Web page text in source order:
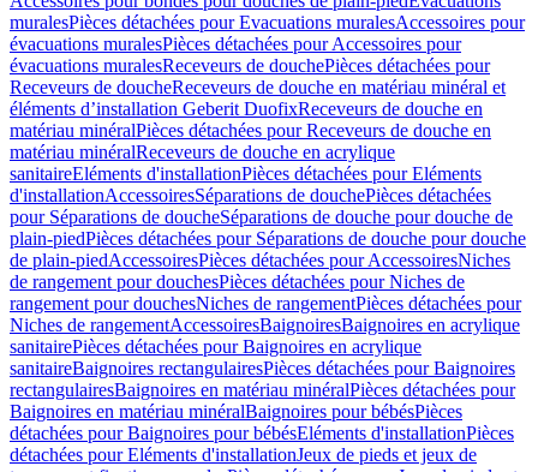
muralesPièces détachées pour Evacuations muralesAccessoires pour
évacuations muralesPièces détachées pour Accessoires pour
évacuations muralesReceveurs de douchePièces détachées pour
Receveurs de doucheReceveurs de douche en matériau minéral et
éléments d’installation Geberit DuofixReceveurs de douche en
matériau minéralPièces détachées pour Receveurs de douche en
matériau minéralReceveurs de douche en acrylique
sanitaireEléments d'installationPièces détachées pour Eléments
d'installationAccessoiresSéparations de douchePièces détachées
pour Séparations de doucheSéparations de douche pour douche de
plain-piedPièces détachées pour Séparations de douche pour douche
de plain-piedAccessoiresPièces détachées pour AccessoiresNiches
de rangement pour douchesPièces détachées pour Niches de
rangement pour douchesNiches de rangementPièces détachées pour
Niches de rangementAccessoiresBaignoiresBaignoires en acrylique
sanitairePièces détachées pour Baignoires en acrylique
sanitaireBaignoires rectangulairesPièces détachées pour Baignoires
rectangulairesBaignoires en matériau minéralPièces détachées pour
Baignoires en matériau minéralBaignoires pour bébésPièces
détachées pour Baignoires pour bébésEléments d'installationPièces
détachées pour Eléments d'installationJeux de pieds et jeux de